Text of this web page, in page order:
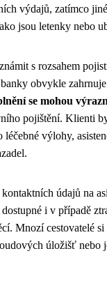
výdajů, zatímco
jsou letenky nebo
s rozsahem
obvykle
se mohou
pojištění. Klienti
léčebné výlohy,
údajů na
i v případě
Mnozí cestovatelé
úložišť nebo